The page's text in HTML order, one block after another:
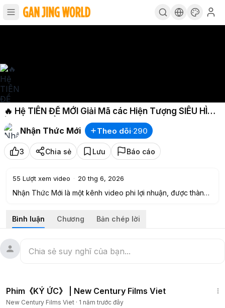
🔥 Hệ TIÊN ĐỀ MỚI Giải Mã các Hiện Tượng SIÊU HÌNH
| Giải Mã Bí Ẩn Nhân Loại T5 P2/2
Nhận Thức Mới
Theo dõi·290
3 Chia sẻ Lưu Báo cáo
55 Lượt xem video · 20 thg 6, 2026
Nhận Thức Mới là một kênh video phi lợi nhuận, được thành
thực và giá trị, mà sách vở, nhà trường hay truyền thông
không đề cập đến.
Các khám phá khoa học vĩ đại bị lãng quên, nhiều sự thật
quan trọng bị che dấu hay những bí ẩn từ xa xưa sẽ được
Những thông tin mới mẻ và đột phá được phân tích ở các
Bình luận Chương Bản chép lời
Phim《KÝ ỨC》 | New Century Films Viet
New Century Films Viet · 1 năm trước đây